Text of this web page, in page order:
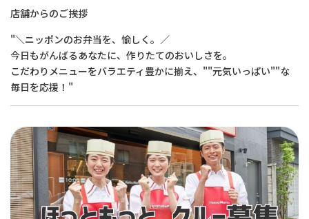
店舗からのご挨拶
"＼ニッポンのお弁当を、愉しく。／
今日もがんばるあなたに、作りたてのおいしさを。
こだわりメニューをバラエティ豊かに揃え、""元気いっぱい""な
毎日を応援！"